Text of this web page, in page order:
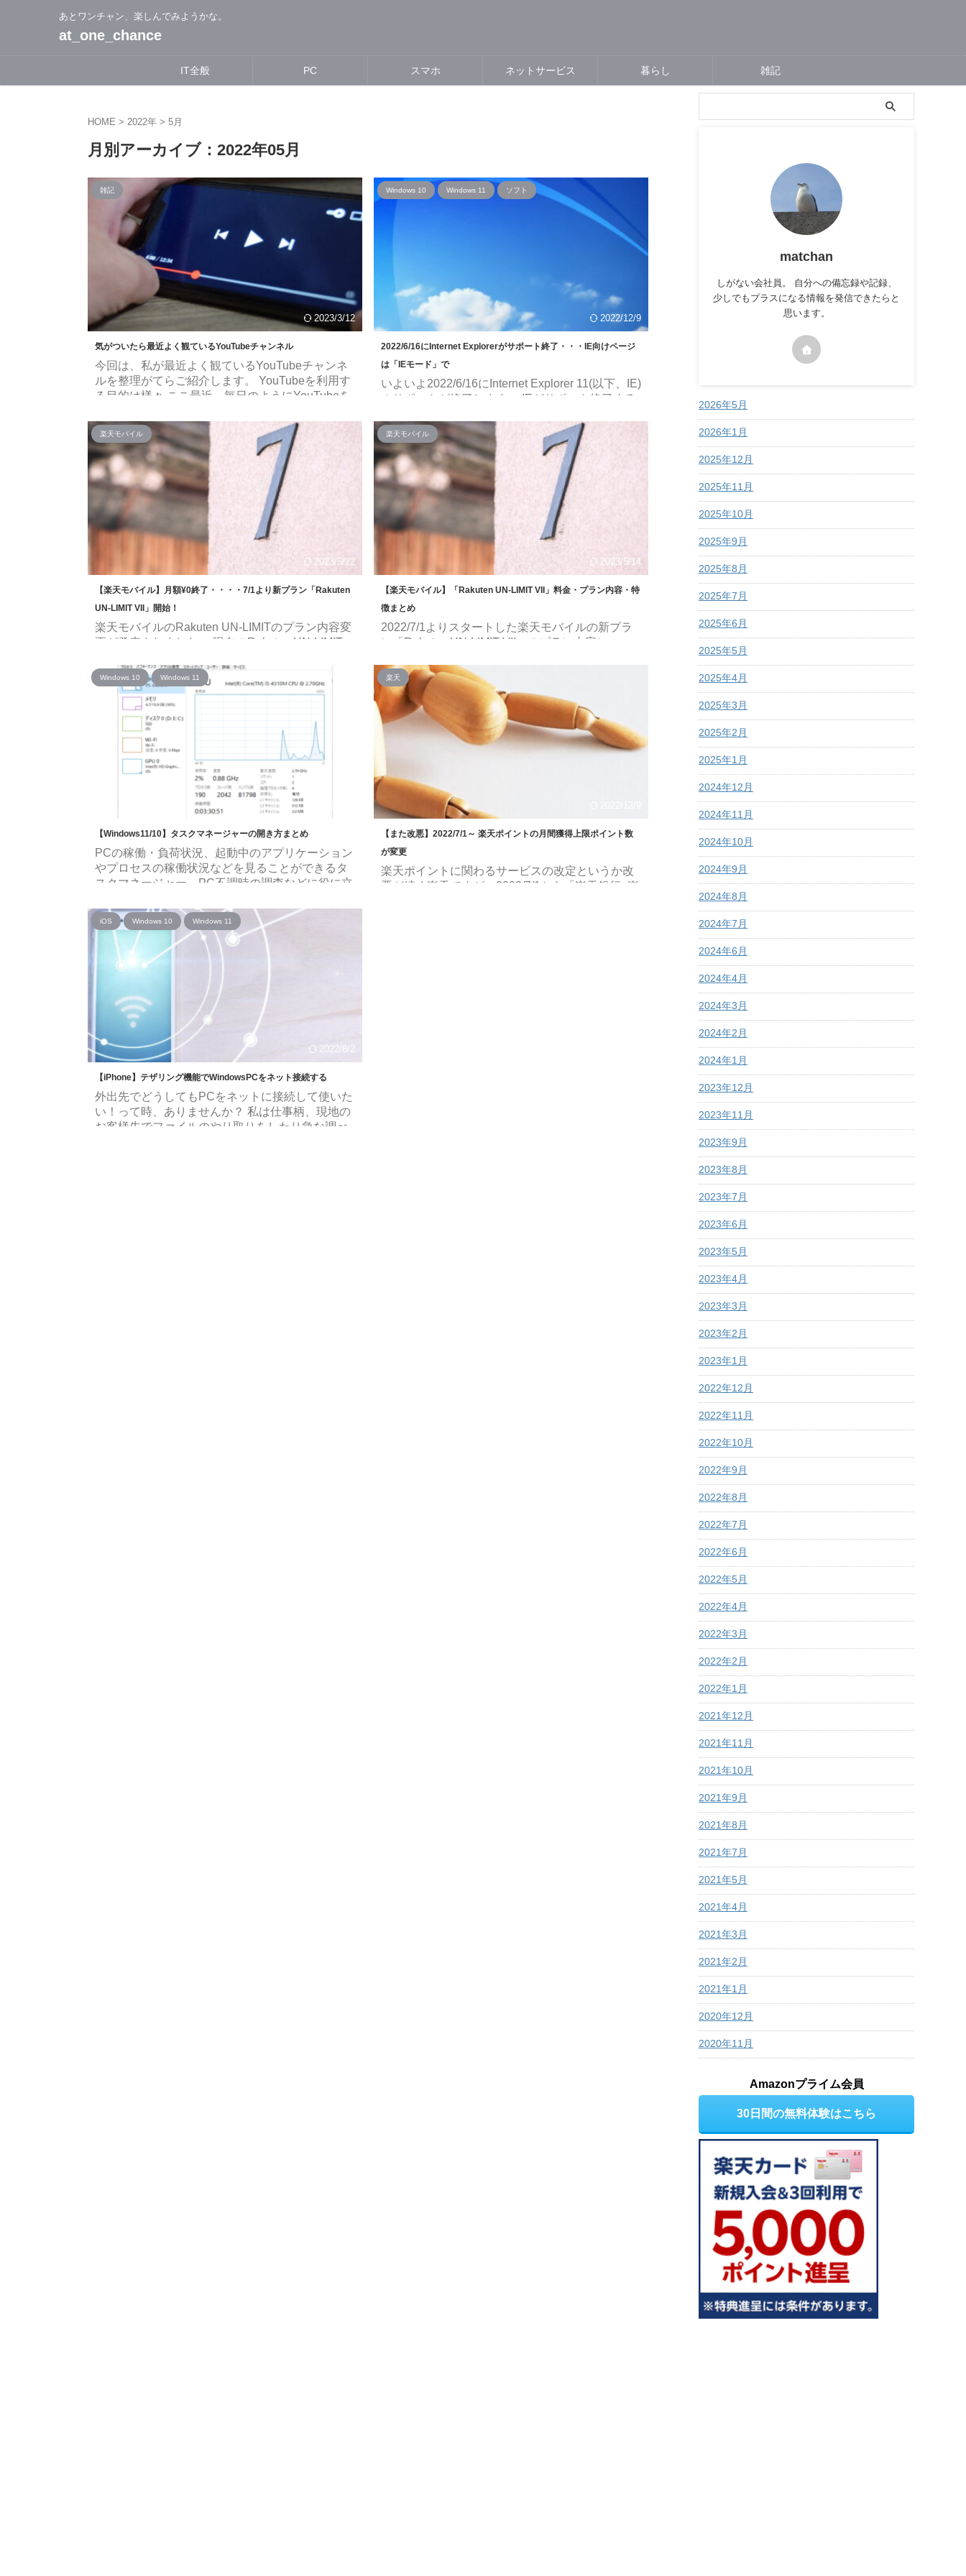
あとワンチャン、楽しんでみようかな。
at_one_chance
IT全般 PC スマホ ネットサービス 暮らし 雑記
HOME > 2022年 > 5月
月別アーカイブ：2022年05月
雑記
2023/3/12
気がついたら最近よく観ているYouTubeチャンネル
今回は、私が最近よく観ているYouTubeチャンネ
ルを整理がてらご紹介します。 YouTubeを利用す
る目的は様々 ここ最近、毎日のようにYouTubeを
BGM・・・観るジャンルは様々。ちょっとした空
き時間にも観るのでもはや依存症です。 どういう
時に動画を見るかをまとめたのが以下です。 娯楽
疲れた時とか、心の安静を保ちたいときとか 情報
収集 今やYouTubeは教材の宝庫 動画や音声などが
あったほうが、インプットしやすいジャンルもあ
る 作業用BGM 作業用とか ...
Windows 10 Windows 11 ソフト
2022/12/9
2022/6/16にInternet Explorerがサポート終了・・・IE向けページ
は「IEモード」で
いよいよ2022/6/16にInternet Explorer 11(以下、IE)
のサポートが終了します。 IEがサポート終了する
りそれ以前のバージョンはすでにサポートが終了
していますが、先述の通りバージョン11も
2022/6/15(日本時間2022/6/16)でサポートが終了し
ます。 IE11 デスクトップ アプリケーションが
2022 年 6 月 15 日にサポートを終了した際、どの
プラットフォームが影響を受けますか？ この発表
の対象 (サポート終了) ...
楽天モバイル
2023/5/22
【楽天モバイル】月額¥0終了・・・・7/1より新プラン「Rakuten
UN-LIMIT VII」開始！
楽天モバイルのRakuten UN-LIMITのプラン内容変
更が発表されました。 現在のRakuten UN-LIMIT
までの利用なら¥0で利用できるのが他社のプラン
にない大きな特徴の1つだったのですが・・・。
2022/7/1よりその¥0がなくなり、3GBまでの利用
で¥1,078となる新プラン「Rakuten UN-LIMIT
VII」へ移行することが発表されました。
2023/6/1「Rakuten最強プラン」開始！ 2023/6/1
より新プラン「Ra ...
楽天モバイル
2023/5/14
【楽天モバイル】「Rakuten UN-LIMIT VII」料金・プラン内容・特
徴まとめ
2022/7/1よりスタートした楽天モバイルの新プラ
ン「Rakuten UN-LIMIT VII」のプラン内容につい
覧ください。 2022/8/15時点での情報になりま
す。 データ利用量に応じて料金が変わるお得なプ
ラン！ 専用アプリを使えば通話料無料！ 今なら契
約で楽天ポイントがもらえるキャンペーン開催
中！ 楽天モバイル Rakuten UN-LIMIT 基本情報ま
とめ 楽天モバイル より ※記載の価格は税込価格
Windows 10 Windows 11
2022/5/3
【Windows11/10】タスクマネージャーの開き方まとめ
PCの稼働・負荷状況、起動中のアプリケーション
やプロセスの稼働状況などを見ることができるタ
スクマネージャー。PC不調時の調査などに役に立
表示方法について紹介します。 何種類か方法はあ
りますが、最初に紹介するショートカットキーが
一番簡単だと思われます。 Windows11/10 どちら
でも可能 Windows11、Windows10どちらでも可
能な方法です。 ショートカットキー：「Ctrl」
「Shift」「Esc」キーを同時に押す 一番簡単な方
法だと個人的に思う ...
楽天
【また改悪】2022/7/1～ 楽天ポイントの月間獲得上限ポイント数
が変更
楽天ポイントに関わるサービスの改定というか改
悪が続く楽天ですが、2022/7/1から「楽天銀行+楽
iOS Windows 10 Windows 11
2022/8/2
【iPhone】テザリング機能でWindowsPCをネット接続する
外出先でどうしてもPCをネットに接続して使いた
い！って時、ありませんか？ 私は仕事柄、現地の
お客様先でファイルのやり取りをしたり急な調べ
matchan
しがない会社員。 自分への備忘録や記録、
少しでもプラスになる情報を発信できたらと
思います。
2026年5月
2026年1月
2025年12月
2025年11月
2025年10月
2025年9月
2025年8月
2025年7月
2025年6月
2025年5月
2025年4月
2025年3月
2025年2月
2025年1月
2024年12月
2024年11月
2024年10月
2024年9月
2024年8月
2024年7月
2024年6月
2024年4月
2024年3月
2024年2月
2024年1月
2023年12月
2023年11月
2023年9月
2023年8月
2023年7月
2023年6月
2023年5月
2023年4月
2023年3月
2023年2月
2023年1月
2022年12月
2022年11月
2022年10月
2022年9月
2022年8月
2022年7月
2022年6月
2022年5月
2022年4月
2022年3月
2022年2月
2022年1月
2021年12月
2021年11月
2021年10月
2021年9月
2021年8月
2021年7月
2021年5月
2021年4月
2021年3月
2021年2月
2021年1月
2020年12月
2020年11月
Amazonプライム会員
30日間の無料体験はこちら